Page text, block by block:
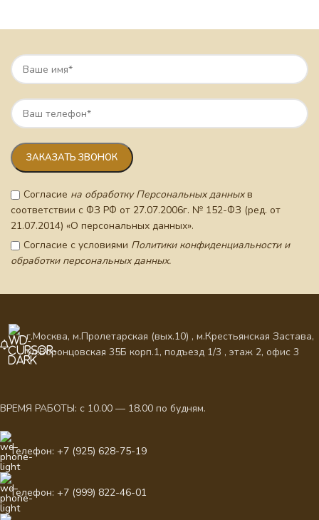
Согласие на обработку Персональных данныхв
соответствии с ФЗ РФ от 27.07.2006г. № 152-ФЗ (ред. от
21.07.2014) «О персональных данных».
Согласие с условиями Политики конфиденциальности и
обработки персональных данных.
г.Москва, м.Пролетарская (вых.10) , м.Крестьянская Застава,
ул.Воронцовская 35Б корп.1, подъезд 1/3 , этаж 2, офис 3
ВРЕМЯ РАБОТЫ: с 10.00 — 18.00 по будням.
Телефон: +7 (925) 628-75-19
Телефон: +7 (999) 822-46-01